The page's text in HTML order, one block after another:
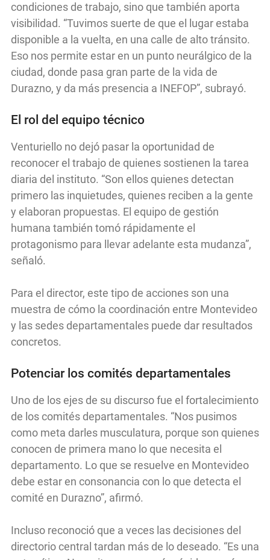
condiciones de trabajo, sino que también aporta
visibilidad. “Tuvimos suerte de que el lugar estaba
disponible a la vuelta, en una calle de alto tránsito.
Eso nos permite estar en un punto neurálgico de la
ciudad, donde pasa gran parte de la vida de
Durazno, y da más presencia a INEFOP”, subrayó.
El rol del equipo técnico
Venturiello no dejó pasar la oportunidad de
reconocer el trabajo de quienes sostienen la tarea
diaria del instituto. “Son ellos quienes detectan
primero las inquietudes, quienes reciben a la gente
y elaboran propuestas. El equipo de gestión
humana también tomó rápidamente el
protagonismo para llevar adelante esta mudanza”,
señaló.
Para el director, este tipo de acciones son una
muestra de cómo la coordinación entre Montevideo
y las sedes departamentales puede dar resultados
concretos.
Potenciar los comités departamentales
Uno de los ejes de su discurso fue el fortalecimiento
de los comités departamentales. “Nos pusimos
como meta darles musculatura, porque son quienes
conocen de primera mano lo que necesita el
departamento. Lo que se resuelve en Montevideo
debe estar en consonancia con lo que detecta el
comité en Durazno”, afirmó.
Incluso reconoció que a veces las decisiones del
directorio central tardan más de lo deseado. “Es una